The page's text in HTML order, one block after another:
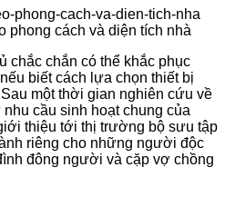
chắc chắn có thể khắc phục
biết cách lựa chọn thiết bị
một thời gian nghiên cứu về
cầu sinh hoạt chung của
thiệu tới thị trường bộ sưu tập
riêng cho những người độc
đông người và cặp vợ chồng